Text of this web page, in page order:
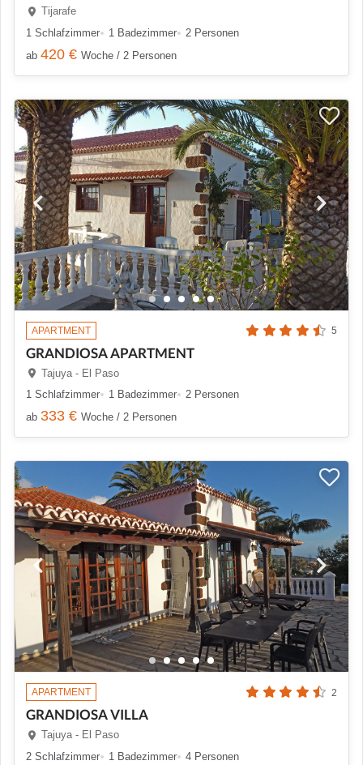
Tijarafe
1 Schlafzimmer
1 Badezimmer
2 Personen
ab 420 € Woche / 2 Personen
APARTMENT 5
GRANDIOSA APARTMENT
Tajuya - El Paso
1 Schlafzimmer
1 Badezimmer
2 Personen
ab 333 € Woche / 2 Personen
APARTMENT 2
GRANDIOSA VILLA
Tajuya - El Paso
2 Schlafzimmer
1 Badezimmer 4 Personen